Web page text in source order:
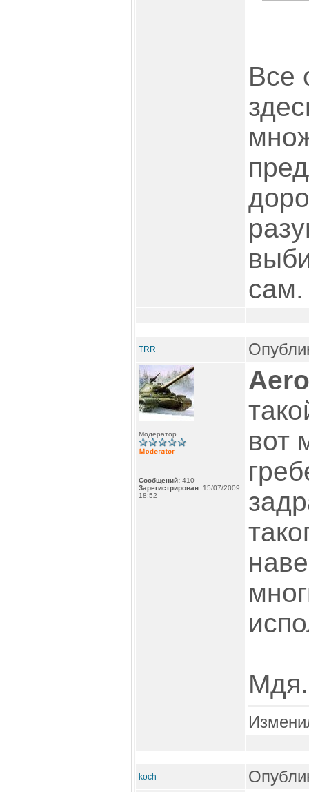
Все
сам.
TRR
Модератор
Сообщений: 410
Зарегистрирован: 15/07/2009
18:52
вот
koch